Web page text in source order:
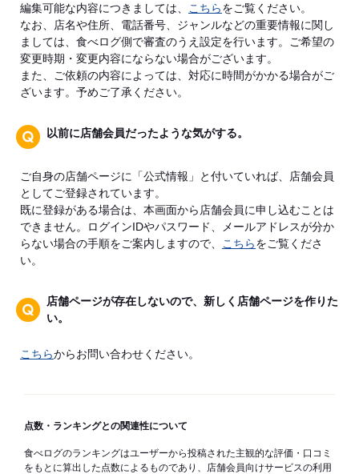
編集可能な内容につきましては、 こちらをご覧ください。
なお、店名や住所、電話番号、ジャンルなどの重要情報に関し
ましては、食べログ側で審査のうえ設定を行います。ご希望の
変更時期・変更内容にならない場合がございます。
また、ご依頼の内容によっては、対応に時間がかかる場合がご
ざいます。予めご了承ください。
以前に店舗会員だったような気がする。
ご自身の店舗ページに「公式情報」と付いていれば、店舗会員
としてご登録されています。
既に登録がある場合は、本画面から店舗会員に申し込むことは
できません。ログインIDやパスワード、メールアドレスが分か
らない場合の手順をご案内しますので、
こちらをご覧くださ
い。
店舗ページが存在しないので、新しく店舗ページを作りた
い。
こちらからお問い合わせください。
点数・ランキングとの関連性について
食べログのランキングはユーザーから投稿された主観的な評価・口コミ
をもとに算出した点数によるものであり、店舗会員向けサービスの利用